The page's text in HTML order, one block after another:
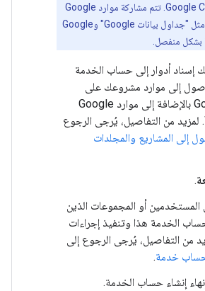
في موارد Google Cloud. تتم مشاركة موارد Google
Workspace (مثل "جداول بيانات Google" وGoogle
إسناد أدوار إلى حساب الخدمة
إلى موارد مشروعك على
Google Cloud بالإضافة إلى موارد Google
Workspace. لمزيد من التفاصيل، يُرجى الرجوع
إلى المشاريع والمجلدات
.
المستخدمين أو المجموعات الذين
الخدمة هذا وتنفيذ إجراءات
من التفاصيل، يُرجى الرجوع إلى
خدمة.
إنشاء حساب الخدمة.